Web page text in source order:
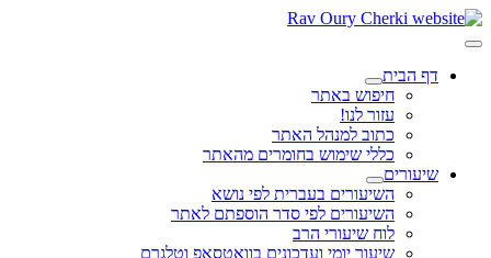
דף הבית
חיפוש באתר
עזור לנו!
כתוב למנהל האתר
כללי שימוש בחומרים מהאתר
שיעורים
השיעורים בעברית לפי נושא
השיעורים לפי סדר הוספתם לאתר
לוח שיעורי הרב
שיעור יומי ועדכונים בוואטסאפ וטלגרם